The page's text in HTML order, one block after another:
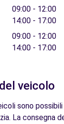
09:00 - 12:00
14:00 - 17:00
09:00 - 12:00
14:00 - 17:00
veicolo
sono
La consegna